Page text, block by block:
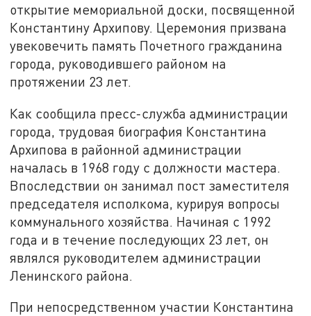
открытие мемориальной доски, посвященной
Константину Архипову. Церемония призвана
увековечить память Почетного гражданина
города, руководившего районом на
протяжении 23 лет.
Как сообщила пресс-служба администрации
города, трудовая биография Константина
Архипова в районной администрации
началась в 1968 году с должности мастера.
Впоследствии он занимал пост заместителя
председателя исполкома, курируя вопросы
коммунального хозяйства. Начиная с 1992
года и в течение последующих 23 лет, он
являлся руководителем администрации
Ленинского района.
При непосредственном участии Константина